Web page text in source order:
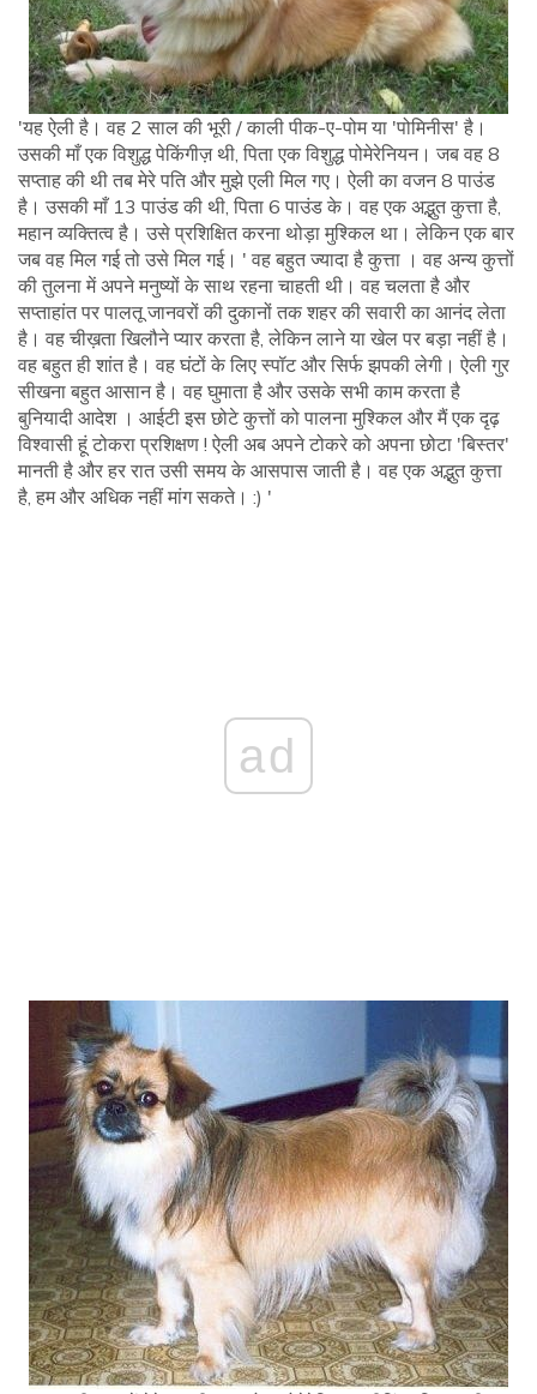
'यह ऐली है। वह 2 साल की भूरी / काली पीक-ए-पोम या 'पोमिनीस' है।
उसकी माँ एक विशुद्ध पेकिंगीज़ थी, पिता एक विशुद्ध पोमेरेनियन। जब वह 8
सप्ताह की थी तब मेरे पति और मुझे एली मिल गए। ऐली का वजन 8 पाउंड
है। उसकी माँ 13 पाउंड की थी, पिता 6 पाउंड के। वह एक अद्भुत कुत्ता है,
महान व्यक्तित्व है। उसे प्रशिक्षित करना थोड़ा मुश्किल था। लेकिन एक बार
जब वह मिल गई तो उसे मिल गई। ' वह बहुत ज्यादा है कुत्ता । वह अन्य कुत्तों
की तुलना में अपने मनुष्यों के साथ रहना चाहती थी। वह चलता है और
सप्ताहांत पर पालतू जानवरों की दुकानों तक शहर की सवारी का आनंद लेता
है। वह चीख़ता खिलौने प्यार करता है, लेकिन लाने या खेल पर बड़ा नहीं है।
वह बहुत ही शांत है। वह घंटों के लिए स्पॉट और सिर्फ झपकी लेगी। ऐली गुर
सीखना बहुत आसान है। वह घुमाता है और उसके सभी काम करता है
बुनियादी आदेश । आईटी इस छोटे कुत्तों को पालना मुश्किल और मैं एक दृढ़
विश्वासी हूं टोकरा प्रशिक्षण ! ऐली अब अपने टोकरे को अपना छोटा 'बिस्तर'
मानती है और हर रात उसी समय के आसपास जाती है। वह एक अद्भुत कुत्ता
है, हम और अधिक नहीं मांग सकते। :) '
ad